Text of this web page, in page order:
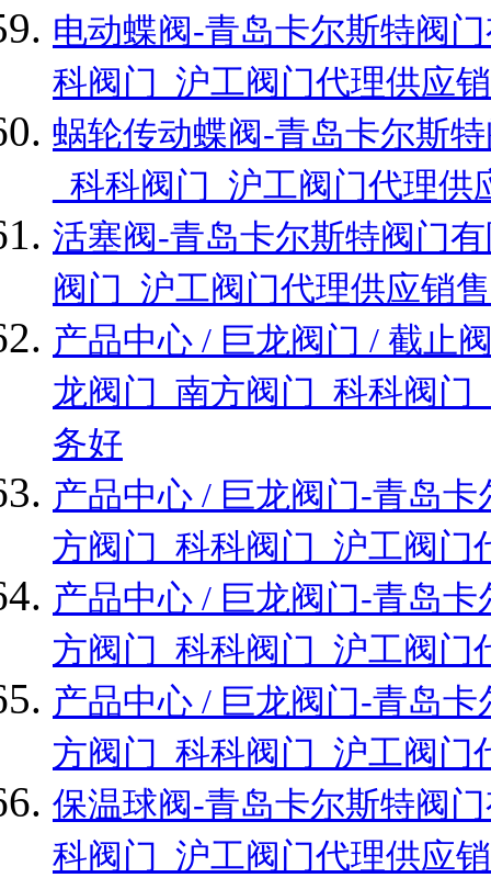
电动蝶阀-青岛卡尔斯特阀
科阀门_沪工阀门代理供应
蜗轮传动蝶阀-青岛卡尔斯
_科科阀门_沪工阀门代理
活塞阀-青岛卡尔斯特阀门
阀门_沪工阀门代理供应销
产品中心 / 巨龙阀门 / 截止
龙阀门_南方阀门_科科阀
务好
产品中心 / 巨龙阀门-青岛
方阀门_科科阀门_沪工阀
产品中心 / 巨龙阀门-青岛
方阀门_科科阀门_沪工阀
产品中心 / 巨龙阀门-青岛
方阀门_科科阀门_沪工阀
保温球阀-青岛卡尔斯特阀
科阀门_沪工阀门代理供应